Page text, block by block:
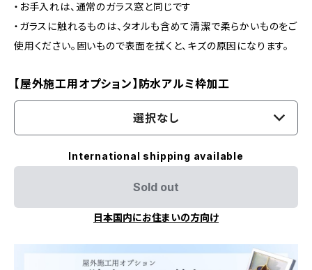
・お手入れは、通常のガラス窓と同じです
・ガラスに触れるものは、タオルも含めて清潔で柔らかいものをご
使用ください。固いもので表面を拭くと、キズの原因になります。
【屋外施工用オプション】防水アルミ枠加工
選択なし
International shipping available
Sold out
日本国内にお住まいの方向け